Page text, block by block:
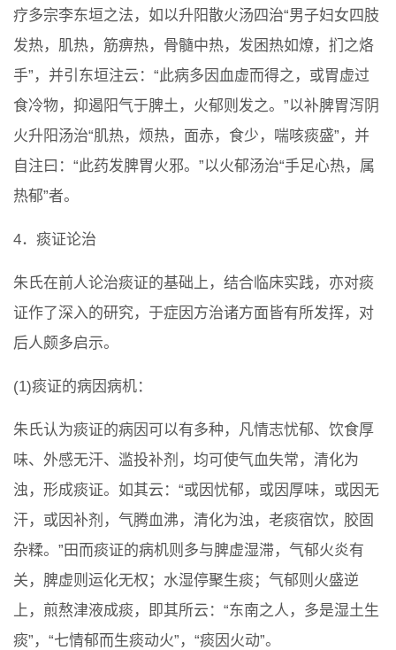
疗多宗李东垣之法，如以升阳散火汤四治“男子妇女四肢
发热，肌热，筋痹热，骨髓中热，发困热如燎，扪之烙
手”，并引东垣注云：“此病多因血虚而得之，或胃虚过
食冷物，抑遏阳气于脾土，火郁则发之。”以补脾胃泻阴
火升阳汤治“肌热，烦热，面赤，食少，喘咳痰盛”，并
自注曰：“此药发脾胃火邪。”以火郁汤治“手足心热，属
热郁”者。
4．痰证论治
朱氏在前人论治痰证的基础上，结合临床实践，亦对痰
证作了深入的研究，于症因方治诸方面皆有所发挥，对
后人颇多启示。
(1)痰证的病因病机：
朱氏认为痰证的病因可以有多种，凡情志忧郁、饮食厚
味、外感无汗、滥投补剂，均可使气血失常，清化为
浊，形成痰证。如其云：“或因忧郁，或因厚味，或因无
汗，或因补剂，气腾血沸，清化为浊，老痰宿饮，胶固
杂糅。”田而痰证的病机则多与脾虚湿滞，气郁火炎有
关，脾虚则运化无权；水湿停聚生痰；气郁则火盛逆
上，煎熬津液成痰，即其所云：“东南之人，多是湿土生
痰”，“七情郁而生痰动火”，“痰因火动”。